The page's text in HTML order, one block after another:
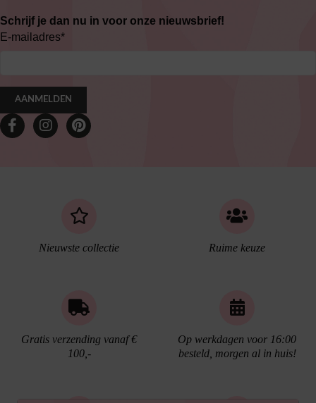
Schrijf je dan nu in voor onze nieuwsbrief!
E-mailadres*
AANMELDEN
Nieuwste collectie Ruime keuze
Gratis verzending vanaf €
100,-
Op werkdagen voor 16:00
besteld, morgen al in huis!